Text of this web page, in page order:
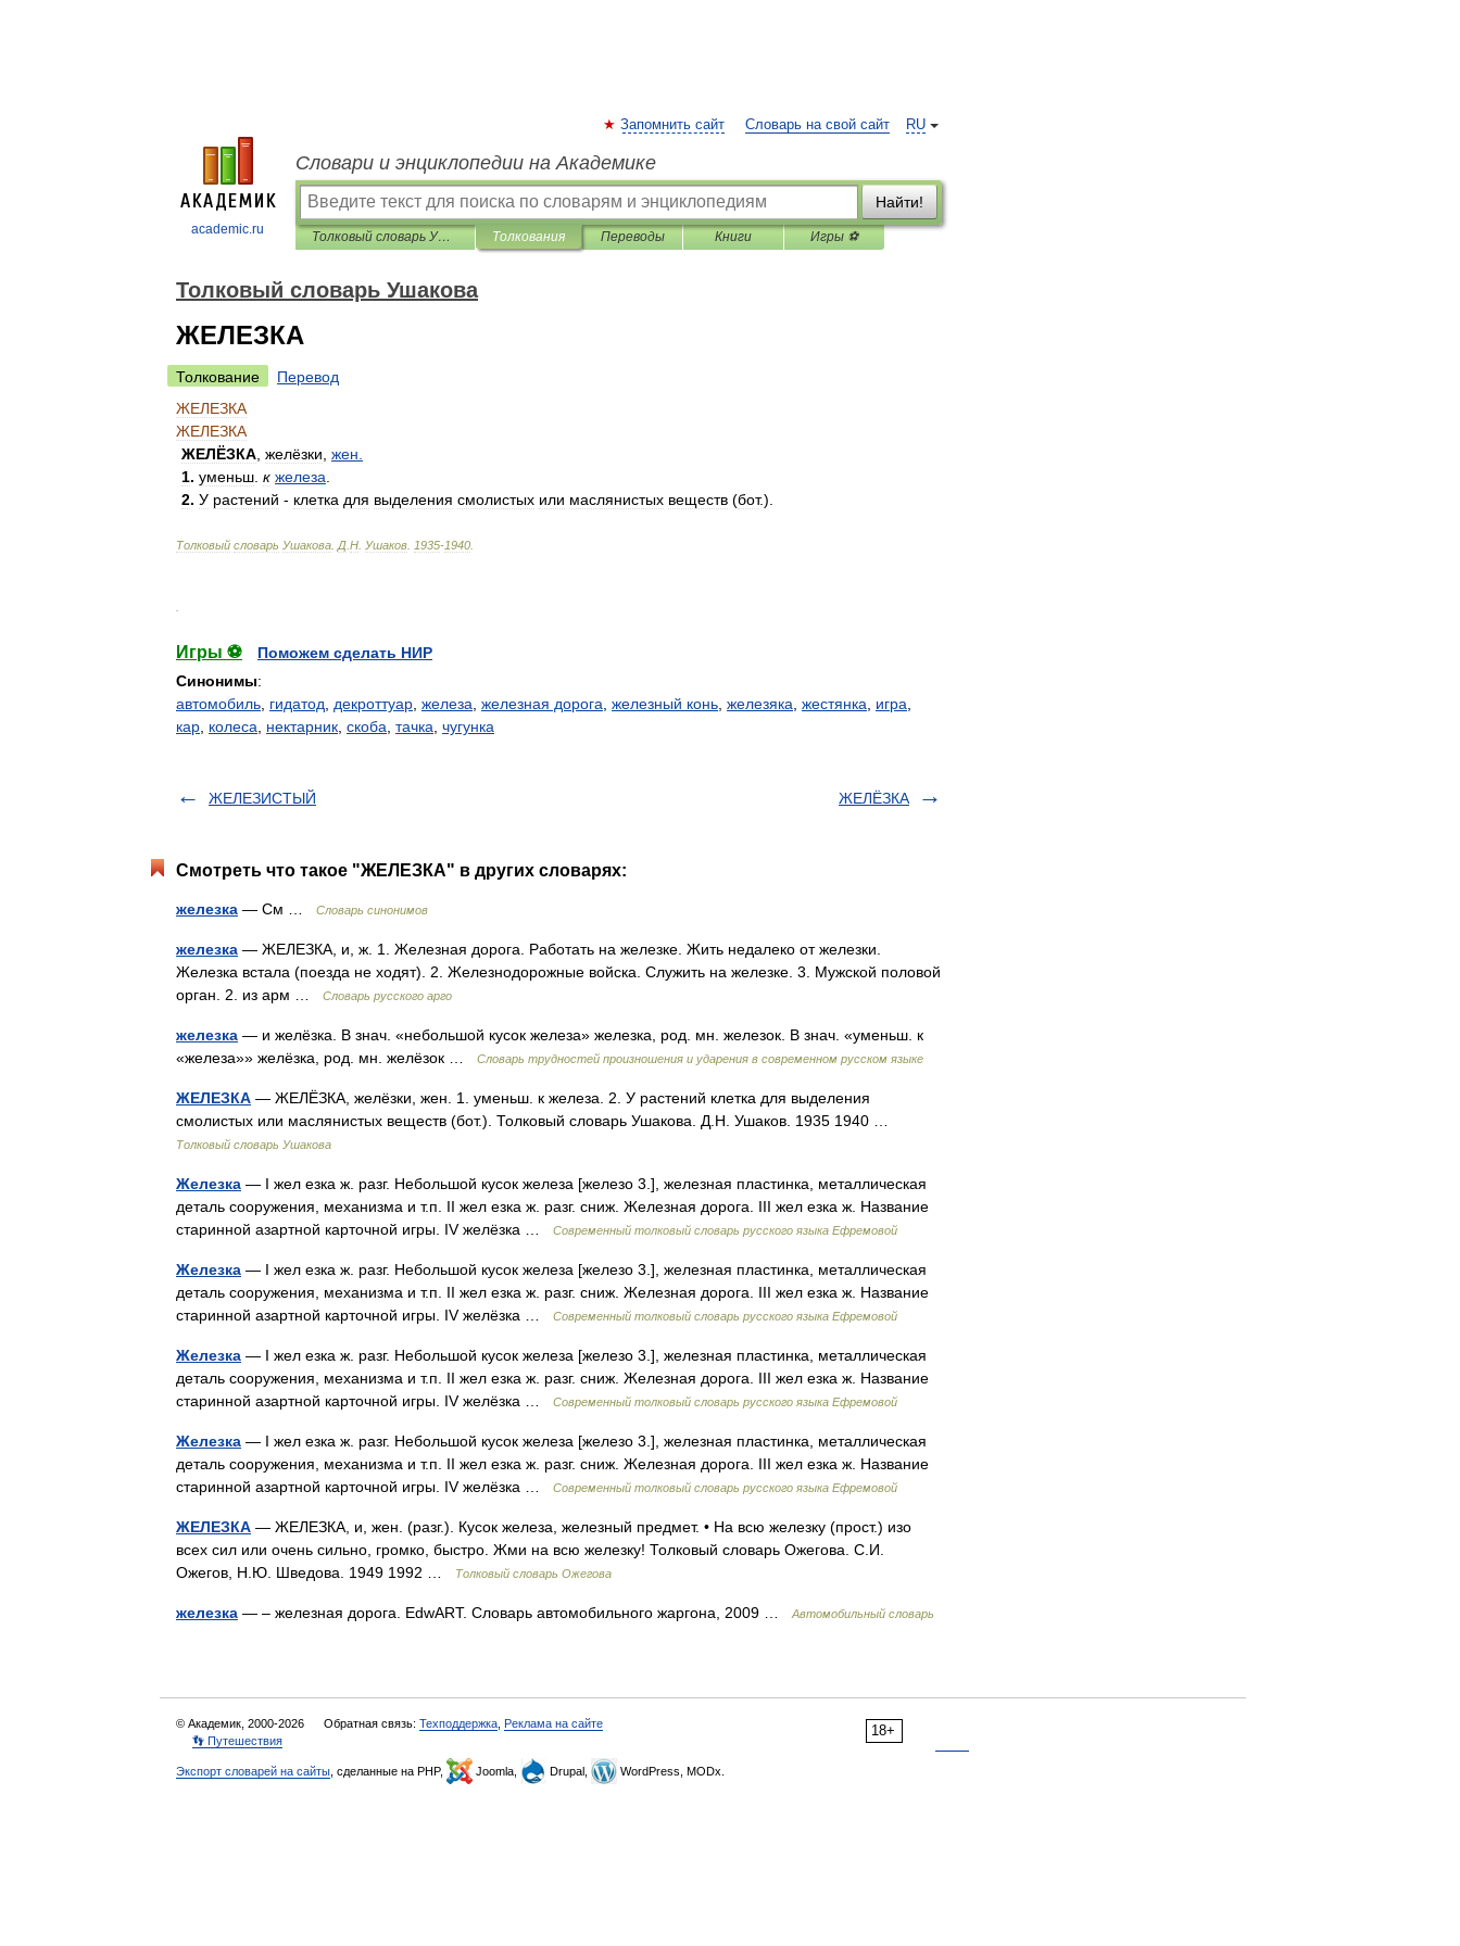
academic.ru
RU
Запомнить сайт Словарь на свой сайт
Словари и энциклопедии на Академике
Найти!
Толковый словарь Ушакова Толкования Переводы Книги Игры ⚽
Толковый словарь Ушакова
ЖЕЛЕЗКА
Толкование
Перевод
ЖЕЛЕЗКА
ЖЕЛЕЗКА
ЖЕЛЁЗКА желёзки жен
1. уменьш к железа
2. У растений - клетка для выделения смолистых или маслянистых веществ (бот.).
Толковый словарь Ушакова Д Н Ушаков 1935-1940
Игры ⚽
Поможем сделать НИР
Синонимы:
автомобиль гидатод декроттуар железа железная дорога железный конь железяка жестянка игра
кар колеса нектарник скоба тачка чугунка
ЖЕЛЕЗИСТЫЙ ЖЕЛЁЗКА
Смотреть что такое "ЖЕЛЕЗКА" в других словарях:
железка — См … Словарь синонимов
железка — ЖЕЛЕЗКА, и, ж. 1. Железная дорога. Работать на железке. Жить недалеко от железки.
Железка встала (поезда не ходят). 2. Железнодорожные войска. Служить на железке. 3. Мужской половой
орган. 2. из арм …
Словарь русского арго
железка — и желёзка. В знач. «небольшой кусок железа» железка, род. мн. железок. В знач. «уменьш. к
«железа»» желёзка, род. мн. желёзок …
Словарь трудностей произношения и ударения в современном русском языке
ЖЕЛЕЗКА — ЖЕЛЁЗКА, желёзки, жен. 1. уменьш. к железа. 2. У растений клетка для выделения
смолистых или маслянистых веществ (бот.). Толковый словарь Ушакова. Д.Н. Ушаков. 1935 1940 …
Толковый словарь Ушакова
Железка — I жел езка ж. разг. Небольшой кусок железа [железо 3.], железная пластинка, металлическая
деталь сооружения, механизма и т.п. II жел езка ж. разг. сниж. Железная дорога. III жел езка ж. Название
старинной азартной карточной игры. IV желёзка …
Современный толковый словарь русского языка Ефремовой
Железка — I жел езка ж. разг. Небольшой кусок железа [железо 3.], железная пластинка, металлическая
деталь сооружения, механизма и т.п. II жел езка ж. разг. сниж. Железная дорога. III жел езка ж. Название
старинной азартной карточной игры. IV желёзка …
Современный толковый словарь русского языка Ефремовой
Железка — I жел езка ж. разг. Небольшой кусок железа [железо 3.], железная пластинка, металлическая
деталь сооружения, механизма и т.п. II жел езка ж. разг. сниж. Железная дорога. III жел езка ж. Название
старинной азартной карточной игры. IV желёзка …
Современный толковый словарь русского языка Ефремовой
Железка — I жел езка ж. разг. Небольшой кусок железа [железо 3.], железная пластинка, металлическая
деталь сооружения, механизма и т.п. II жел езка ж. разг. сниж. Железная дорога. III жел езка ж. Название
старинной азартной карточной игры. IV желёзка …
Современный толковый словарь русского языка Ефремовой
ЖЕЛЕЗКА — ЖЕЛЕЗКА, и, жен. (разг.). Кусок железа, железный предмет. • На всю железку (прост.) изо
всех сил или очень сильно, громко, быстро. Жми на всю железку! Толковый словарь Ожегова. С.И.
Ожегов, Н.Ю. Шведова. 1949 1992 …
Толковый словарь Ожегова
железка — – железная дорога. EdwART. Словарь автомобильного жаргона, 2009 … Автомобильный словарь
18+
© Академик, 2000-2026 Обратная связь: Техподдержка Реклама на сайте
👣 Путешествия
Экспорт словарей на сайты , сделанные на PHP, Joomla, Drupal, WordPress, MODx.